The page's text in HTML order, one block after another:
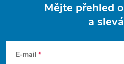
Mějte přehled
a
E-mail